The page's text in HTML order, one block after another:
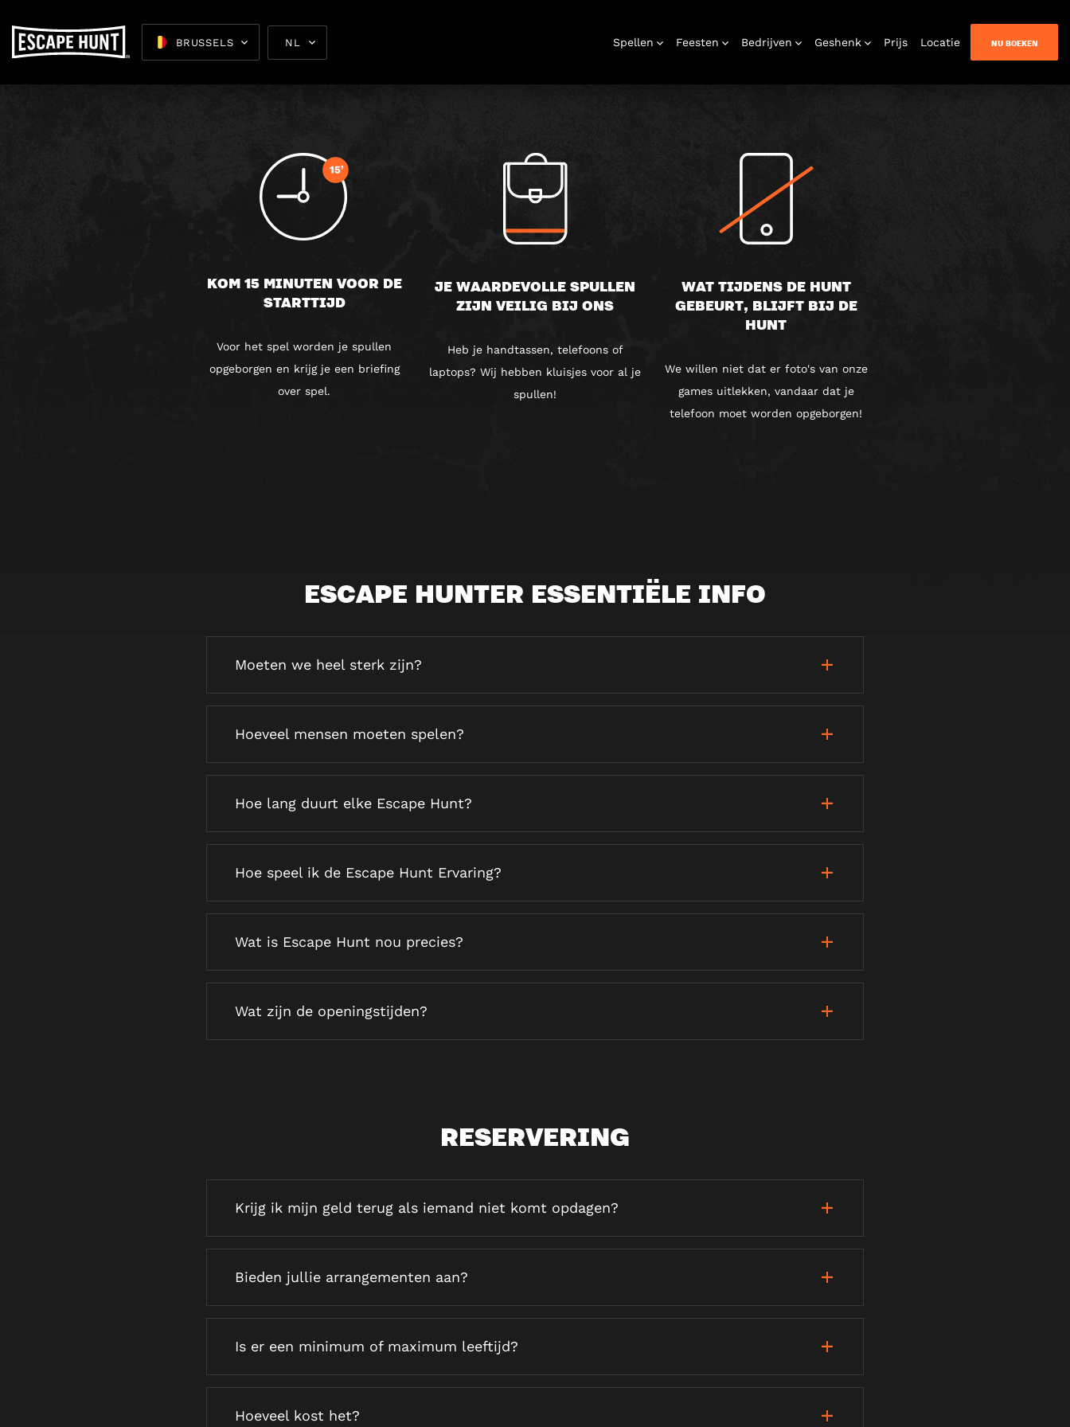
BRUSSELS NL Spellen
Escape rooms
Feesten Bedrijven Geshenk Prijs Locatie NU BOEKEN
VEELGESTELDE VRAGEN
KOM 15 MINUTEN VOOR DE
STARTTIJD
Voor het spel worden je spullen
opgeborgen en krijg je een briefing
over spel.
JE WAARDEVOLLE SPULLEN
ZIJN VEILIG BIJ ONS
Heb je handtassen, telefoons of
laptops? Wij hebben kluisjes voor al je
spullen!
WAT TIJDENS DE HUNT
GEBEURT, BLIJFT BIJ DE
HUNT
We willen niet dat er foto's van onze
games uitlekken, vandaar dat je
telefoon moet worden opgeborgen!
ESCAPE HUNTER ESSENTIËLE INFO
Moeten we heel sterk zijn?
Hoeveel mensen moeten spelen?
Hoe lang duurt elke Escape Hunt?
Hoe speel ik de Escape Hunt Ervaring?
Wat is Escape Hunt nou precies?
Wat zijn de openingstijden?
RESERVERING
Krijg ik mijn geld terug als iemand niet komt opdagen?
Bieden jullie arrangementen aan?
Is er een minimum of maximum leeftijd?
Hoeveel kost het?